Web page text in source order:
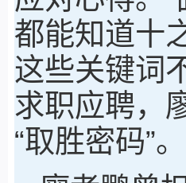
都能知道十
这些关键词
求职应聘，
“取胜密码”。